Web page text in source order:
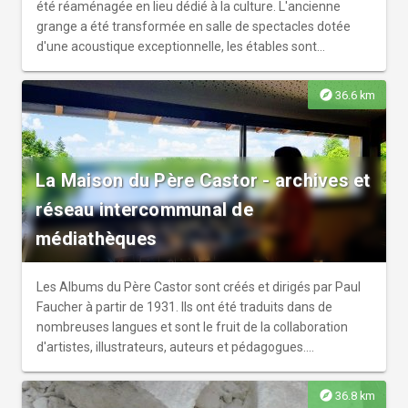
1944).
été réaménagée en lieu dédié à la culture. L'ancienne
grange a été transformée en salle de spectacles dotée
d'une acoustique exceptionnelle, les étables sont
Véritable fabrique de création, la Ferme de Villefavard
reçoit en résidence de nombreux artistes et en particulier
des musiciens classiques. Des évènements sont proposés
au public toute l'année. Labellisée Centre culturel de
rencontre, la Ferme de Villefavard en Limousin est dédiée
aux questions de ruralité, de culture et d'imaginaire et à
pour ambition de faire émerger de nouvelles poétiques de
territoire. Vous pouvez visiter librement les espaces
extérieurs toute l'année ou visiter en groupe lors d'une
visite guidée en fonction de la programmation.
explore 36.6 km
La Maison du Père Castor - archives et
réseau intercommunal de
médiathèques
Les Albums du Père Castor sont créés et dirigés par Paul
Faucher à partir de 1931. Ils ont été traduits dans de
nombreuses langues et sont le fruit de la collaboration
d'artistes, illustrateurs, auteurs et pédagogues.
seller de la littérature enfantine. De ses débuts comme
explore 36.8 km